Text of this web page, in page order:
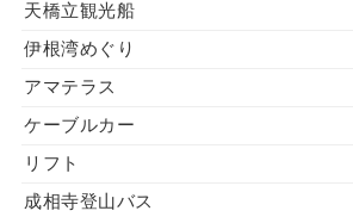
天橋立観光船
伊根湾めぐり
アマテラス
ケーブルカー
リフト
成相寺登山バス